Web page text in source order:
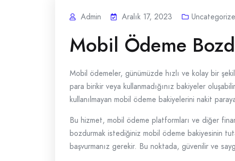
Admin Aralık 17, 2023
Mobil Ödeme
Mobil ödemeler, günümüzde hızlı ve kolay bir
para birikir veya kullanmadığınız bakiyeler
kullanılmayan mobil ödeme bakiyelerini nakit
Bu hizmet, mobil ödeme platformları ve diğer
bozdurmak istediğiniz mobil ödeme bakiyesinin
başvurmanız gerekir. Bu noktada, güvenilir ve